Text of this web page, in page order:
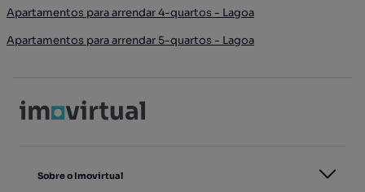
Apartamentos para arrendar 4-quartos - Lagoa
Apartamentos para arrendar 5-quartos - Lagoa
Sobre o Imovirtual